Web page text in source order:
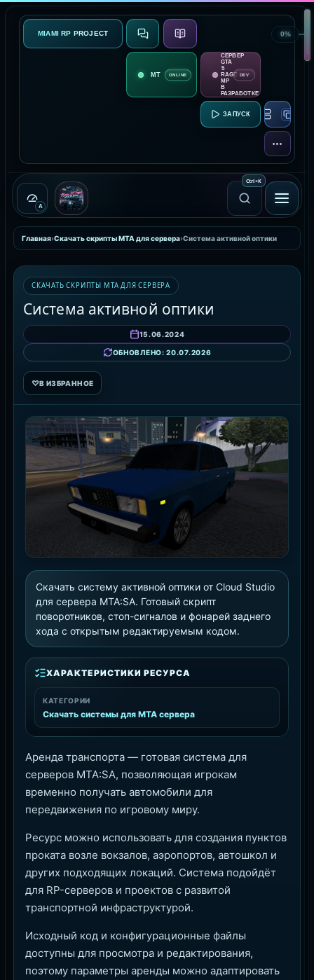
MIAMI RP PROJECT О ПРОЕКТЕ
ONLINE
СЕРВЕР
GTA
5
RAGE
MP
В
РАЗРАБОТКЕ
DEV
RAGE
ЕЩЁ
Ctrl+K
A
Главная›Скачать скрипты MTA для сервера›Система активной оптики
СКАЧАТЬ СКРИПТЫ MTA ДЛЯ СЕРВЕРА
Система активной оптики
15.06.2024
ОБНОВЛЕНО: 20.07.2026
♡В ИЗБРАННОЕ
Скачать систему активной оптики от Cloud Studio
для сервера MTA:SA. Готовый скрипт
поворотников, стоп-сигналов и фонарей заднего
хода с открытым редактируемым кодом.
ХАРАКТЕРИСТИКИ РЕСУРСА
КАТЕГОРИИ
Скачать системы для MTA сервера
Аренда транспорта — готовая система для
серверов MTA:SA, позволяющая игрокам
временно получать автомобили для
передвижения по игровому миру.
Ресурс можно использовать для создания пунктов
проката возле вокзалов, аэропортов, автошкол и
других подходящих локаций. Система подойдёт
для RP-серверов и проектов с развитой
транспортной инфраструктурой.
Исходный код и конфигурационные файлы
доступны для просмотра и редактирования,
поэтому параметры аренды можно адаптировать
0%